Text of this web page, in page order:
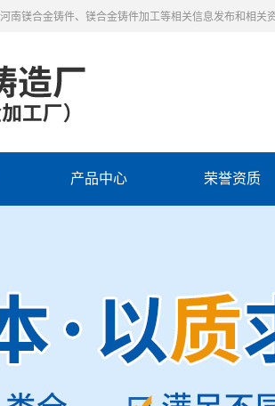
南镁合金铸件、镁合金铸件加工等相关信息发布和相关
产品中心 荣誉资质